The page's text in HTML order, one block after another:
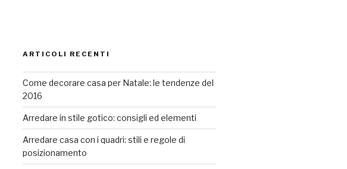
ARTICOLI RECENTI
Come decorare casa per Natale: le tendenze del
2016
Arredare in stile gotico: consigli ed elementi
Arredare casa con i quadri: stili e regole di
posizionamento